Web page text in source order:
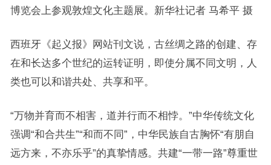
博览会上参观敦煌文化主题展。新华社记者 马希平 摄
西班牙《起义报》网站刊文说，古丝绸之路的创建、存
在和长达多个世纪的运转证明，即使分属不同文明，人
类也可以和谐共处、共享和平。
“万物并育而不相害，道并行而不相悖。”中华传统文化
强调“和合共生”“和而不同”，中华民族自古胸怀“有朋自
远方来，不亦乐乎”的真挚情感。共建“一带一路”尊重世